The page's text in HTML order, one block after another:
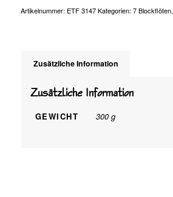
Artikelnummer: ETF 3147 Kategorien: 7 Blockflöten,
Zusätzliche Information
Zusätzliche Information
GEWICHT 300 g